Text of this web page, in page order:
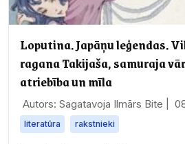
Loputina. Japāņu leģendas.
ragana Takijaša, samuraja
atriebība un mīla
Autors: Sagatavoja Ilmārs Bite |
literatūra rakstnieki